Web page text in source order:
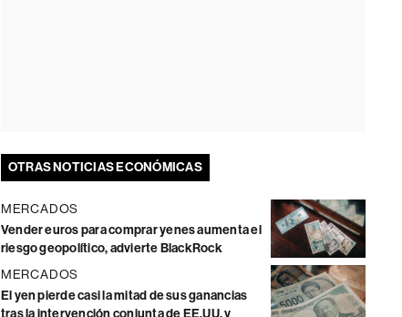
OTRAS NOTICIAS ECONÓMICAS
MERCADOS
Vender euros para comprar yenes aumenta el
riesgo geopolítico, advierte BlackRock
MERCADOS
El yen pierde casi la mitad de sus ganancias
tras la intervención conjunta de EE.UU. y